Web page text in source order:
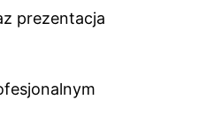
prezentacja